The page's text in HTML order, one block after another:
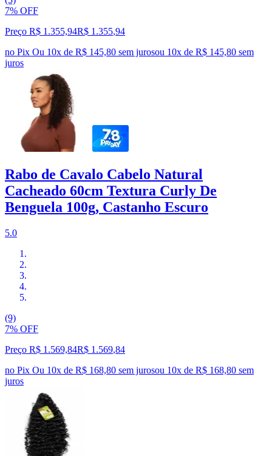
7% OFF
Preço R$ 1.355,94R$ 1.355,94
no Pix Ou 10x de R$ 145,80 sem jurosou 10x de R$ 145,80 sem
juros
Rabo de Cavalo Cabelo Natural
Cacheado 60cm Textura Curly De
Benguela 100g, Castanho Escuro
5.0
(9)
7% OFF
Preço R$ 1.569,84R$ 1.569,84
no Pix Ou 10x de R$ 168,80 sem jurosou 10x de R$ 168,80 sem
juros